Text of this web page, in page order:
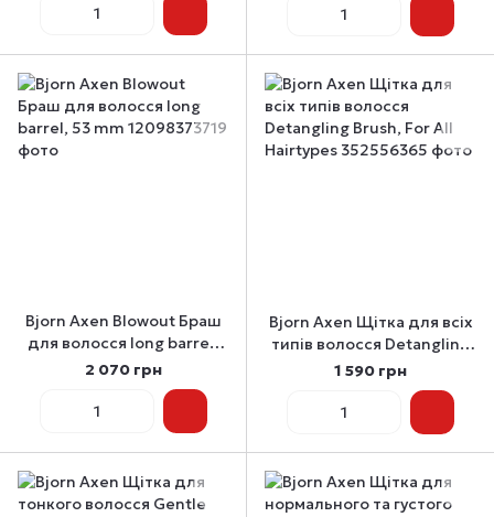
Bjorn Axen Blowout Браш
для волосся long barrel,
53 mm
2 070 грн
Bjorn Axen Щітка для всіх
типів волосся Detangling
Brush, For All Hairtypes
1 590 грн